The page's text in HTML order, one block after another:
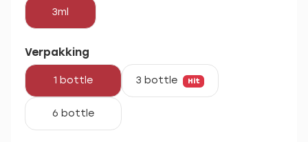
3ml
Verpakking
1 bottle 3 bottle Hit
6 bottle